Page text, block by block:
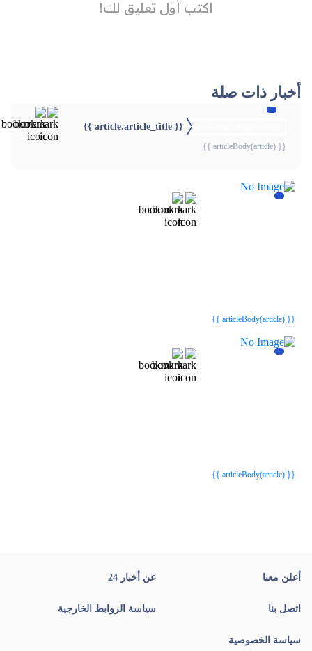
أخبار ذات صلة
{{ article.article_title }}
{{ articleBody(article) }}
{{ articleBody(article) }}
{{ articleBody(article) }}
أعلن معنا عن أخبار 24
اتصل بنا سياسة الروابط الخارجية
سياسة الخصوصية